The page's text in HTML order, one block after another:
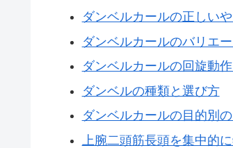
ダンベルカールの正しい
ダンベルカールのバリエ
ダンベルカールの回旋動
ダンベルの種類と選び方
ダンベルカールの目的別
上腕二頭筋長頭を集中的